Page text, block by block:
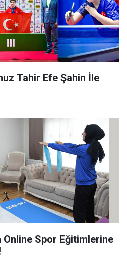
Tahir Efe Şahin İle
Online Spor Eğitimlerine